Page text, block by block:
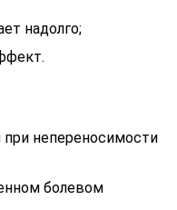
надолго;
при непереносимости
болевом